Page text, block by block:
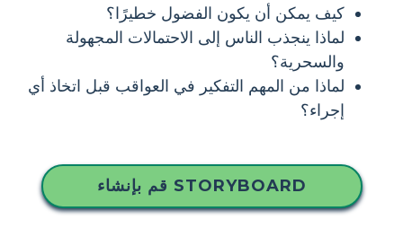
كيف يمكن أن يكون الفضول خطيرًا؟
لماذا ينجذب الناس إلى الاحتمالات المجهولة
والسحرية؟
لماذا من المهم التفكير في العواقب قبل اتخاذ أي
إجراء؟
قم بإنشاء STORYBOARD